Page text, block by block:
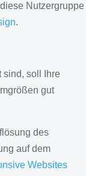
Nutzergruppe
.
sind, soll Ihre
gut
des
auf dem
Websites